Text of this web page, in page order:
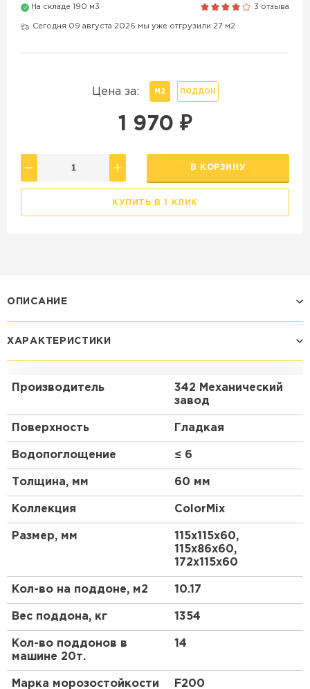
На складе 190 м3 3 отзыва
Сегодня 09 августа 2026 мы уже отгрузили 27 м2
Цена за: М2 ПОДДОН
1 970 ₽
В КОРЗИНУ
КУПИТЬ В 1 КЛИК
ОПИСАНИЕ
ХАРАКТЕРИСТИКИ
Производитель
342 Механический
завод
Поверхность Гладкая
Водопоглощение ≤ 6
Толщина, мм 60 мм
Коллекция ColorMix
Размер, мм
115х115х60,
115х86х60,
172х115х60
Кол-во на поддоне, м2 10.17
Вес поддона, кг 1354
Кол-во поддонов в
машине 20т.
14
Марка морозостойкости F200